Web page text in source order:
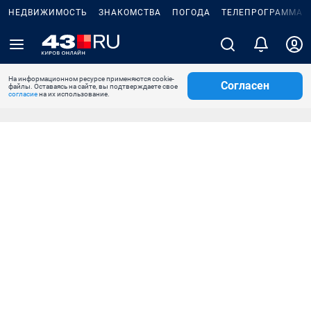
НЕДВИЖИМОСТЬ ЗНАКОМСТВА ПОГОДА ТЕЛЕПРОГРАММА
На информационном ресурсе применяются cookie-
файлы. Оставаясь на сайте, вы подтверждаете свое
согласиена их использование.
Согласен